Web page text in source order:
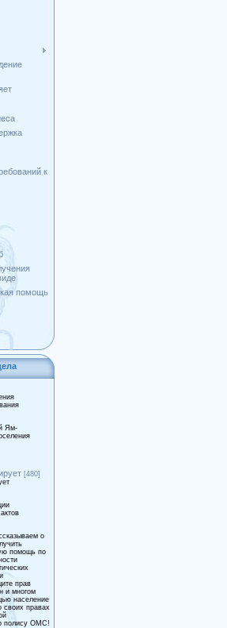
к
помощь
Ям-
[480]
о
помощь по
прав
и многом
население
своих правах
полису ОМС!